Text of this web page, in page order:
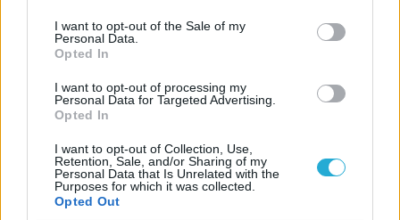
I want to opt-out of the Sale of my
Personal Data.
Opted In
I want to opt-out of processing my
Personal Data for Targeted Advertising.
Opted In
I want to opt-out of Collection, Use,
Retention, Sale, and/or Sharing of my
Personal Data that Is Unrelated with the
Purposes for which it was collected.
Opted Out